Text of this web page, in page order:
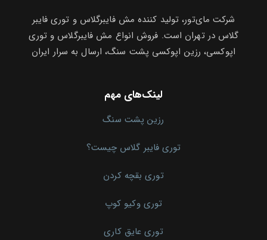
شرکت مای‌تور، تولید کننده مش فایبرگلاس و توری فایبر
گلاس در تهران است. فروش انواع مش فایبرگلاس و توری
اپوکسی، رزین اپوکسی پشت سنگ، ارسال به سرار ایران
لینک‌های مهم
رزین پشت سنگ
توری فایبر گلاس چیست؟
توری بقچه کردن
توری وکیو کوپ
توری عایق کاری